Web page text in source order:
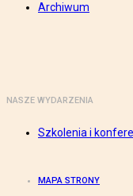
Archiwum
NASZE WYDARZENIA
Szkolenia i
MAPA STRONY